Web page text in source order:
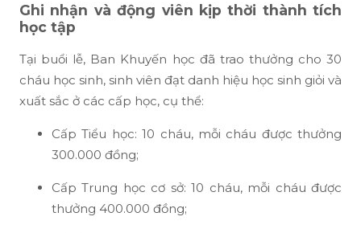
Ghi nhận và động viên kịp thời thành tích
học tập
Tại buổi lễ, Ban Khuyến học đã trao thưởng cho 30
cháu học sinh, sinh viên đạt danh hiệu học sinh giỏi và
xuất sắc ở các cấp học, cụ thể:
Cấp Tiểu học: 10 cháu, mỗi cháu được thưởng
300.000 đồng;
Cấp Trung học cơ sở: 10 cháu, mỗi cháu được
thưởng 400.000 đồng;